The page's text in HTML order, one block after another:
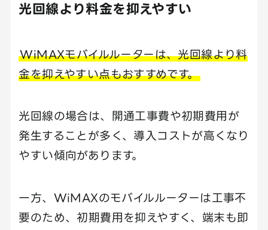
光回線より料金を抑えやすい
WiMAXモバイルルーターは、光回線より料
金を抑えやすい点もおすすめです。
光回線の場合は、開通工事費や初期費用が
発生することが多く、導入コストが高くなり
やすい傾向があります。
一方、WiMAXのモバイルルーターは工事不
要のため、初期費用を抑えやすく、端末も即